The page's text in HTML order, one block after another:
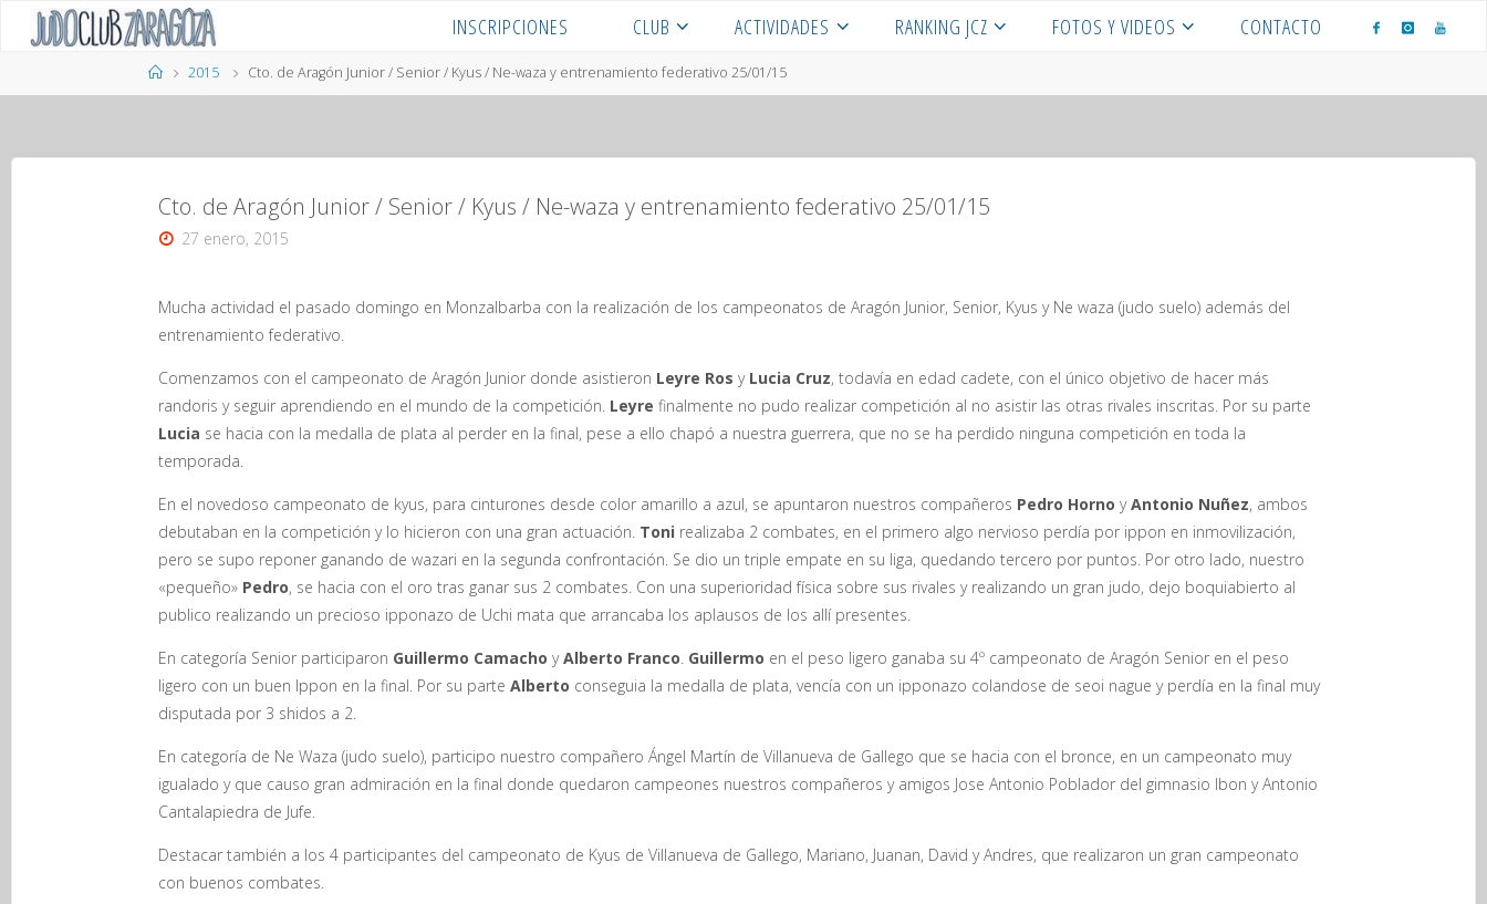
Saltar
INSCRIPCIONES CLUB ACTIVIDADES RANKING JCZ FOTOS Y VIDEOS CONTACTO
Página
de
2015 Cto. de Aragón Junior / Senior / Kyus / Ne-waza y entrenamiento federativo 25/01/15
Cto. de Aragón Junior / Senior / Kyus / Ne-waza y entrenamiento federativo 25/01/15
27 enero, 2015
Mucha actividad el pasado domingo en Monzalbarba con la realización de los campeonatos de Aragón Junior, Senior, Kyus y Ne waza (judo suelo) además del
entrenamiento federativo.
Comenzamos con el campeonato de Aragón Junior donde asistieron Leyre Ros y Lucia Cruz, todavía en edad cadete, con el único objetivo de hacer más
randoris y seguir aprendiendo en el mundo de la competición. Leyre finalmente no pudo realizar competición al no asistir las otras rivales inscritas. Por su parte
Lucia se hacia con la medalla de plata al perder en la final, pese a ello chapó a nuestra guerrera, que no se ha perdido ninguna competición en toda la
temporada.
En el novedoso campeonato de kyus, para cinturones desde color amarillo a azul, se apuntaron nuestros compañeros Pedro Horno yAntonio Nuñez, ambos
debutaban en la competición y lo hicieron con una gran actuación. Toni realizaba 2 combates, en el primero algo nervioso perdía por ippon en inmovilización,
pero se supo reponer ganando de wazari en la segunda confrontación. Se dio un triple empate en su liga, quedando tercero por puntos. Por otro lado, nuestro
«pequeño» Pedro, se hacia con el oro tras ganar sus 2 combates. Con una superioridad física sobre sus rivales y realizando un gran judo, dejo boquiabierto al
publico realizando un precioso ipponazo de Uchi mata que arrancaba los aplausos de los allí presentes.
En categoría Senior participaron Guillermo Camacho yAlberto Franco Guillermo en el peso ligero ganaba su 4º campeonato de Aragón Senior en el peso
ligero con un buen Ippon en la final. Por su parteAlberto conseguia la medalla de plata, vencía con un ipponazo colandose de seoi nague y perdía en la final muy
disputada por 3 shidos a 2.
En categoría de Ne Waza (judo suelo), participo nuestro compañero Ángel Martín de Villanueva de Gallego que se hacia con el bronce, en un campeonato muy
igualado y que causo gran admiración en la final donde quedaron campeones nuestros compañeros y amigos Jose Antonio Poblador del gimnasio Ibon y Antonio
Cantalapiedra de Jufe.
Destacar también a los 4 participantes del campeonato de Kyus de Villanueva de Gallego, Mariano, Juanan, David y Andres, que realizaron un gran campeonato
con buenos combates.